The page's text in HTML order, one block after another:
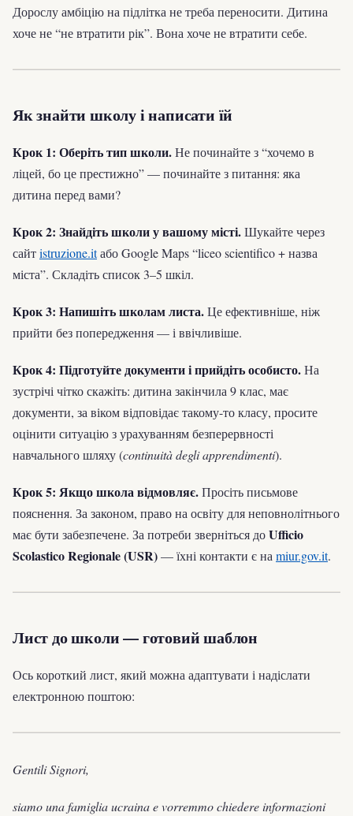
Дорослу амбіцію на підлітка не треба переносити. Дитина
хоче не “не втратити рік”. Вона хоче не втратити себе.
Як знайти школу і написати їй
Крок 1: Оберіть тип школи.Не починайте з “хочемо в
ліцей, бо це престижно” — починайте з питання: яка
дитина перед вами?
Крок 2: Знайдіть школи у вашому місті.Шукайте через
сайтistruzione.itабо Google Maps “liceo scientifico + назва
міста”. Складіть список 3–5 шкіл.
Крок 3: Напишіть школам листа.Це ефективніше, ніж
прийти без попередження — і ввічливіше.
Крок 4: Підготуйте документи і прийдіть особисто.На
зустрічі чітко скажіть: дитина закінчила 9 клас, має
документи, за віком відповідає такому-то класу, просите
оцінити ситуацію з урахуванням безперервності
навчального шляху (continuità degli apprendimenti).
Крок 5: Якщо школа відмовляє.Просіть письмове
пояснення. За законом, право на освіту для неповнолітнього
має бути забезпечене. За потреби зверніться доUfficio
Scolastico Regionale (USR)— їхні контакти є на miur.gov.it.
Лист до школи — готовий шаблон
Ось короткий лист, який можна адаптувати і надіслати
електронною поштою:
Gentili Signori,
siamo una famiglia ucraina e vorremmo chiedere informazioni